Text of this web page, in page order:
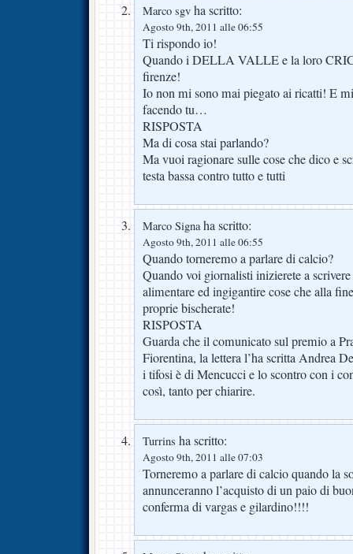
Marco sgv ha scritto:
Agosto 9th, 2011 alle 06:55
Ti rispondo io!
Quando i DELLA VALLE e la loro
firenze!
Io non mi sono mai piegato ai ricatti! E
facendo tu…
RISPOSTA
Ma di cosa stai parlando?
Ma vuoi ragionare sulle cose che dico e
testa bassa contro tutto e tutti
Marco Signaha scritto:
Agosto 9th, 2011 alle 06:55
Quando torneremo a parlare di calcio?
Quando voi giornalisti inizierete a
alimentare ed ingigantire cose che alla
proprie bischerate!
RISPOSTA
Guarda che il comunicato sul premio a
Fiorentina, la lettera l’ha scritta Andrea
i tifosi è di Mencucci e lo scontro con i
così, tanto per chiarire.
Turrins ha scritto:
Agosto 9th, 2011 alle 07:03
Torneremo a parlare di calcio quando la
annunceranno l’acquisto di un paio di
conferma di vargas e gilardino!!!!